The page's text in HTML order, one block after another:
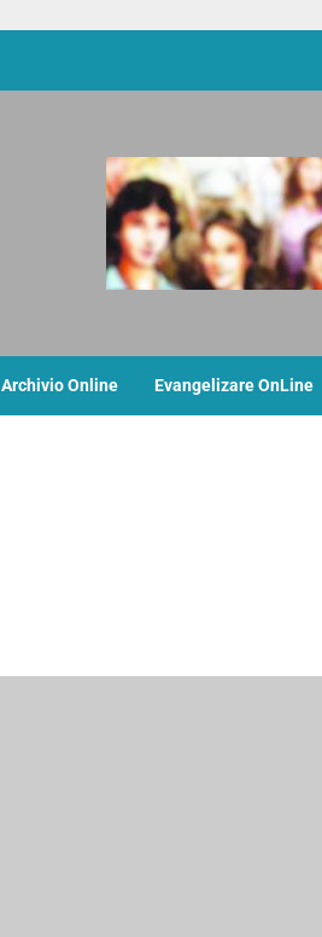
Archivio Online Evangelizare OnLine